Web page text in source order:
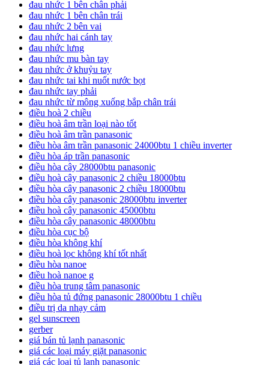
đau nhức 1 bên chân phải
đau nhức 1 bên chân trái
đau nhức 2 bên vai
đau nhức hai cánh tay
đau nhức lưng
đau nhức mu bàn tay
đau nhức ở khuỷu tay
đau nhức tai khi nuốt nước bọt
đau nhức tay phải
đau nhức từ mông xuống bắp chân trái
điều hoà 2 chiều
điều hoà âm trần loại nào tốt
điều hoà âm trần panasonic
điều hòa âm trần panasonic 24000btu 1 chiều inverter
điều hòa áp trần panasonic
điều hòa cây 28000btu panasonic
điều hoà cây panasonic 2 chiều 18000btu
điều hòa cây panasonic 2 chiều 18000btu
điều hòa cây panasonic 28000btu inverter
điều hoà cây panasonic 45000btu
điều hòa cây panasonic 48000btu
điều hòa cục bộ
điều hòa không khí
điều hoà lọc không khí tốt nhất
điều hòa nanoe
điều hoà nanoe g
điều hòa trung tâm panasonic
điều hòa tủ đứng panasonic 28000btu 1 chiều
điều trị da nhạy cảm
gel sunscreen
gerber
giá bán tủ lạnh panasonic
giá các loại máy giặt panasonic
giá các loại tủ lạnh panasonic